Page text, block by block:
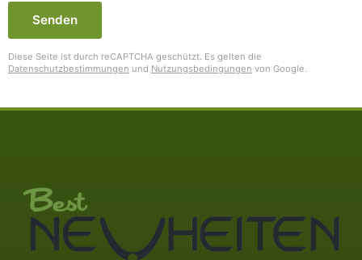
Senden
Diese Seite ist durch reCAPTCHA geschützt. Es gelten die
Datenschutzbestimmungen und Nutzungsbedingungen von Google.